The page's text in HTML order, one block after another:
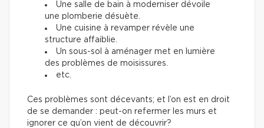
Une salle de bain à moderniser dévoile
une plomberie désuète.
Une cuisine à revamper révèle une
structure affaiblie.
Un sous-sol à aménager met en lumière
des problèmes de moisissures.
etc.
Ces problèmes sont décevants; et l’on est en droit
de se demander : peut-on refermer les murs et
ignorer ce qu’on vient de découvrir?